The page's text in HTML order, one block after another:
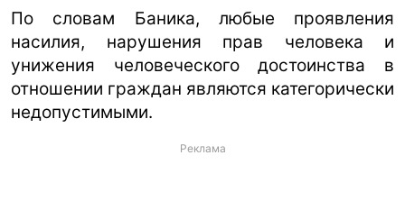
По словам Баника, любые проявления
насилия, нарушения прав человека и
унижения человеческого достоинства в
отношении граждан являются категорически
недопустимыми.
Реклама